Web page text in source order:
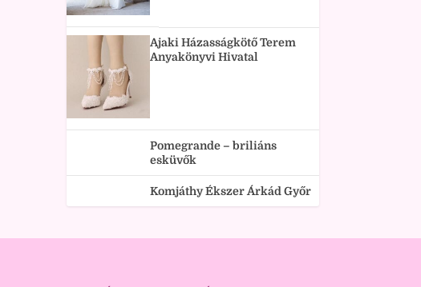
Ajaki Házasságkötő Terem
Anyakönyvi Hivatal
Pomegrande – briliáns
esküvők
Komjáthy Ékszer Árkád Győr